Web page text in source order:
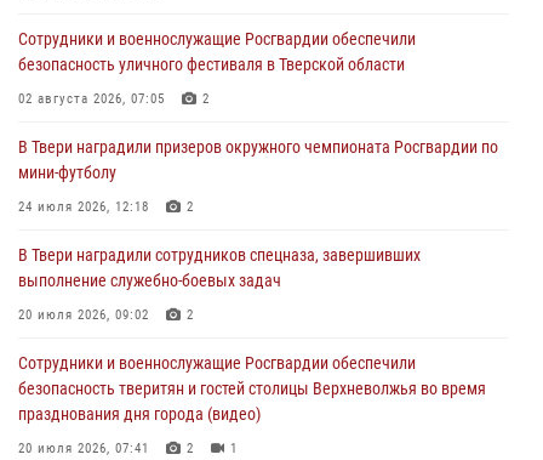
В Твери наградили призеров окружного чемпионата Росгвардии по
мини-футболу
24 июля 2026, 12:18 2
Росгвардейцы оказали помощь водителю на дороге в городе Кашин
22 июля 2026, 08:35
Представители Росгвардии провели спортивно — патриотическое
мероприятие для воспитанников летнего лагеря в Тверской области
(видео)
Сотрудники и военнослужащие Росгвардии обеспечили
безопасность уличного фестиваля в Тверской области
02 августа 2026, 07:05 2
В Твери наградили призеров окружного чемпионата Росгвардии по
мини-футболу
24 июля 2026, 12:18 2
В Твери наградили сотрудников спецназа, завершивших
выполнение служебно-боевых задач
20 июля 2026, 09:02 2
Сотрудники и военнослужащие Росгвардии обеспечили
безопасность тверитян и гостей столицы Верхневолжья во время
празднования дня города (видео)
20 июля 2026, 07:41 2 1